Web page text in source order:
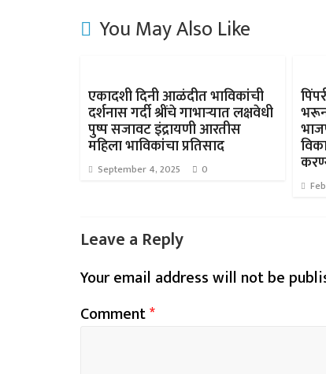
You May Also Like
एकादशी दिनी आळंदीत भाविकांची
दर्शनास गर्दी श्रींचे गाभाऱ्यात लक्षवेधी
पुष्प सजावट इंद्रायणी आरतीस
महिला भाविकांचा प्रतिसाद
September 4, 2025 0
Leave a Reply
Your email address will not be
Comment*